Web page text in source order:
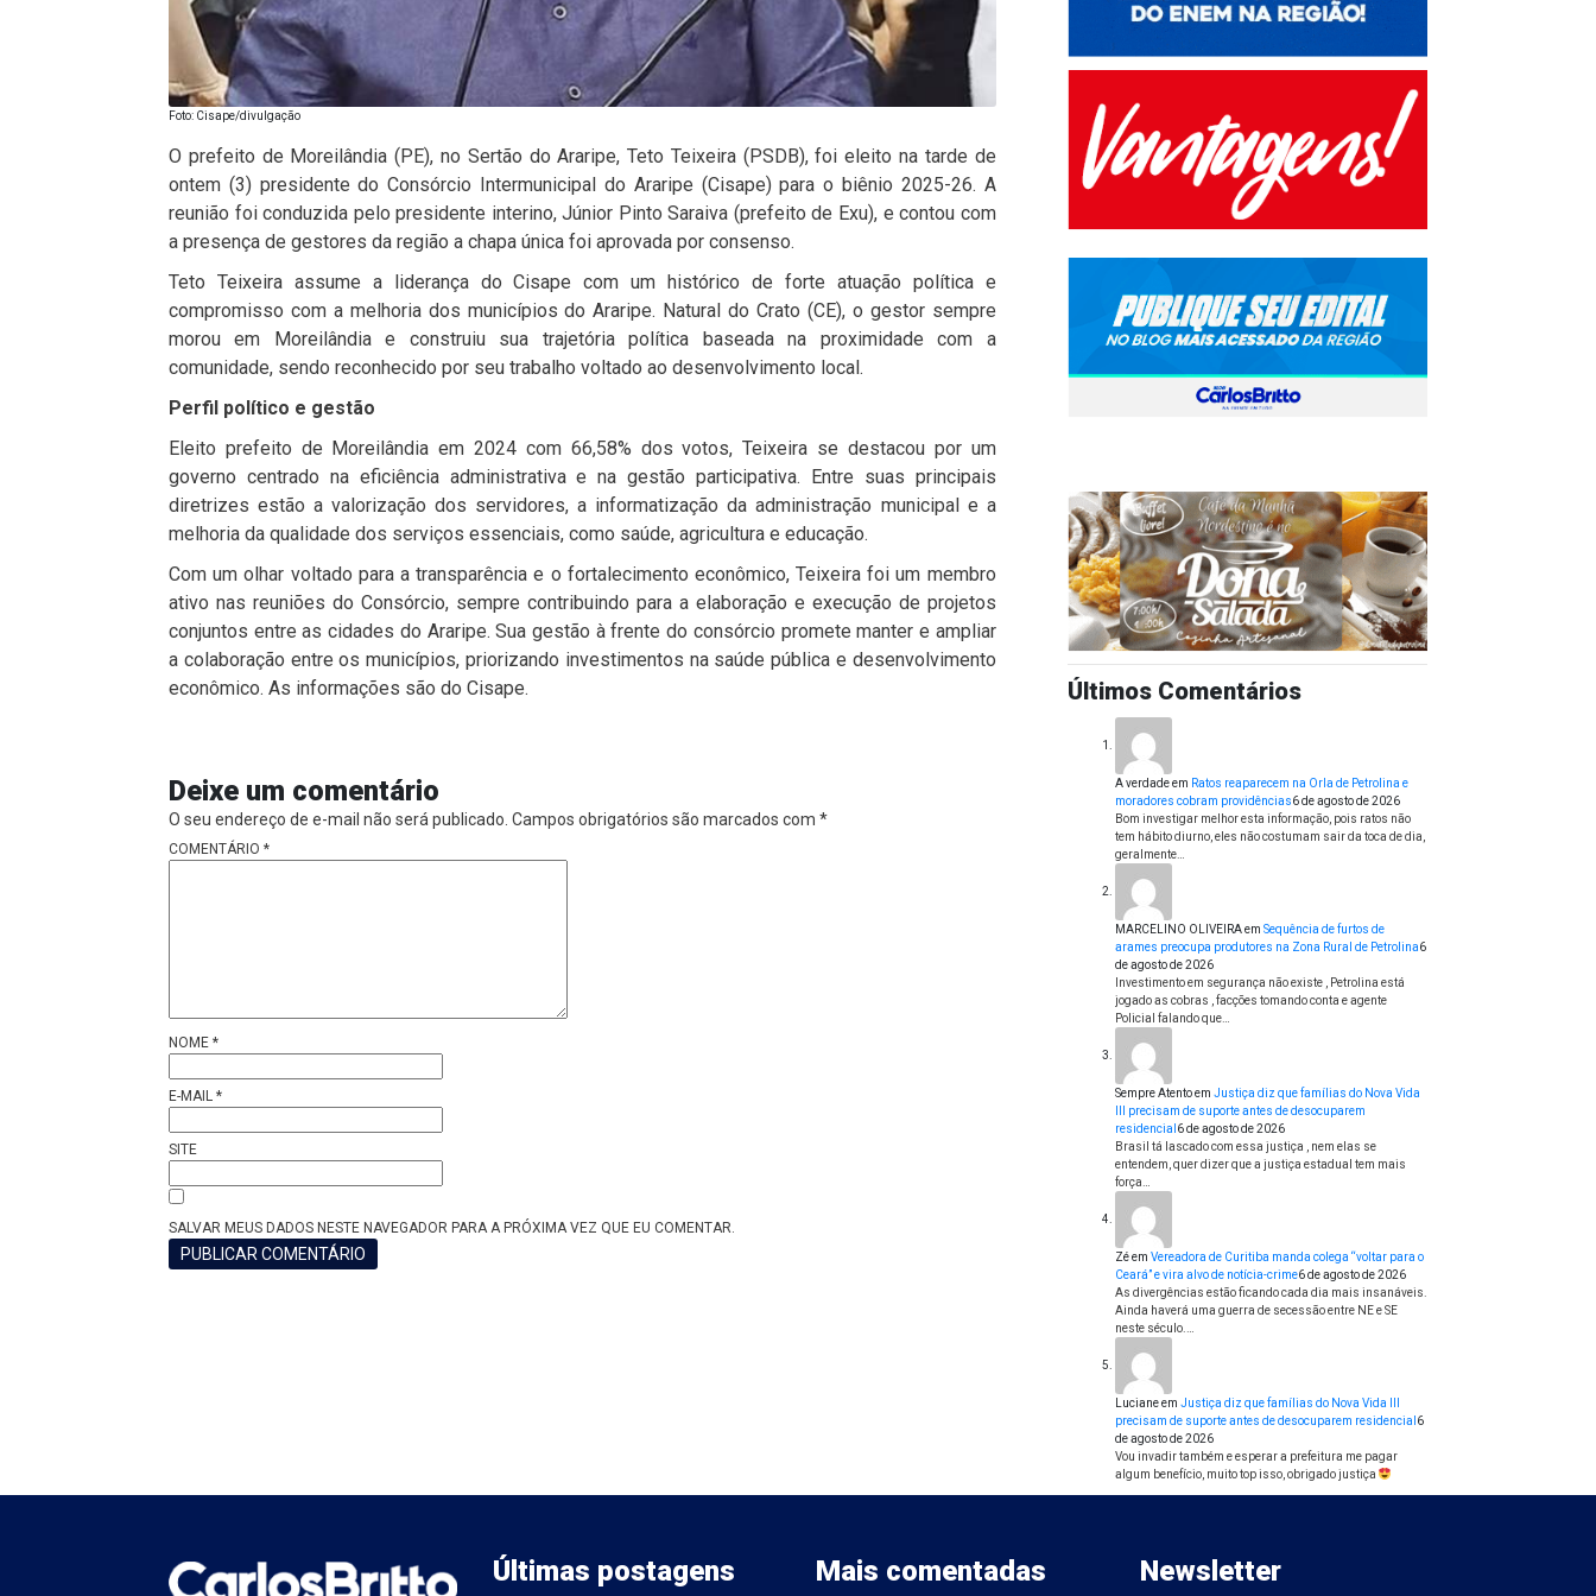
Foto: Cisape/divulgação
O prefeito de Moreilândia (PE), no Sertão do Araripe, Teto Teixeira (PSDB), foi eleito na tarde de
ontem (3) presidente do Consórcio Intermunicipal do Araripe (Cisape) para o biênio 2025-26. A
reunião foi conduzida pelo presidente interino, Júnior Pinto Saraiva (prefeito de Exu), e contou com
a presença de gestores da região a chapa única foi aprovada por consenso.
Teto Teixeira assume a liderança do Cisape com um histórico de forte atuação política e
compromisso com a melhoria dos municípios do Araripe. Natural do Crato (CE), o gestor sempre
morou em Moreilândia e construiu sua trajetória política baseada na proximidade com a
comunidade, sendo reconhecido por seu trabalho voltado ao desenvolvimento local.
Perfil político e gestão
Eleito prefeito de Moreilândia em 2024 com 66,58% dos votos, Teixeira se destacou por um
governo centrado na eficiência administrativa e na gestão participativa. Entre suas principais
diretrizes estão a valorização dos servidores, a informatização da administração municipal e a
melhoria da qualidade dos serviços essenciais, como saúde, agricultura e educação.
Com um olhar voltado para a transparência e o fortalecimento econômico, Teixeira foi um membro
ativo nas reuniões do Consórcio, sempre contribuindo para a elaboração e execução de projetos
conjuntos entre as cidades do Araripe. Sua gestão à frente do consórcio promete manter e ampliar
a colaboração entre os municípios, priorizando investimentos na saúde pública e desenvolvimento
econômico. As informações são do Cisape.
Deixe um comentário
O seu endereço de e-mail não será publicado. Campos obrigatórios são marcados com *
COMENTÁRIO *
NOME *
E-MAIL *
SITE
SALVAR MEUS DADOS NESTE NAVEGADOR PARA A PRÓXIMA VEZ QUE EU COMENTAR.
Últimos Comentários
A verdadeem Ratos reaparecem na Orla de Petrolina e
moradores cobram providências6 de agosto de 2026
Bom investigar melhor esta informação, pois ratos não
tem hábito diurno, eles não costumam sair da toca de dia,
geralmente…
MARCELINO OLIVEIRAem Sequência de furtos de
arames preocupa produtores na Zona Rural de Petrolina6
de agosto de 2026
Investimento em segurança não existe , Petrolina está
jogado as cobras , facções tomando conta e agente
Policial falando que…
Sempre Atentoem Justiça diz que famílias do Nova Vida
III precisam de suporte antes de desocuparem
residencial 6 de agosto de 2026
Brasil tá lascado com essa justiça , nem elas se
entendem, quer dizer que a justiça estadual tem mais
força…
Zéem Vereadora de Curitiba manda colega “voltar para o
Ceará” e vira alvo de notícia-crime6 de agosto de 2026
As divergências estão ficando cada dia mais insanáveis.
Ainda haverá uma guerra de secessão entre NE e SE
neste século.…
Lucianeem Justiça diz que famílias do Nova Vida III
precisam de suporte antes de desocuparem residencial 6
de agosto de 2026
Vou invadir também e esperar a prefeitura me pagar
algum benefício, muito top isso, obrigado justiça
Últimas postagens Mais comentadas Newsletter